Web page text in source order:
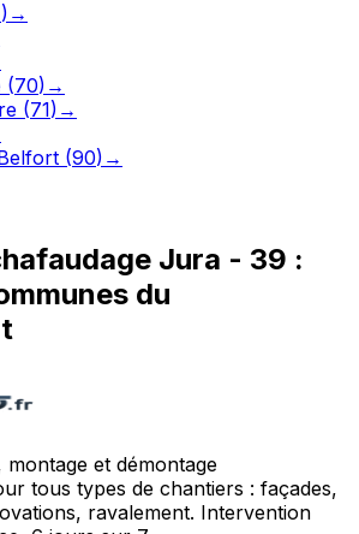
) →
(70) →
(71) →
(90) →
Jura - 39 :
du
et démontage
tous types de chantiers : façades,
ravalement. Intervention